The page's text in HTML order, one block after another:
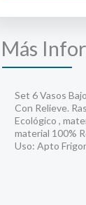
cantidad
Más
Set 6 Vasos
Con Relieve.
Ecológico ,
material 100%
Uso: Apto